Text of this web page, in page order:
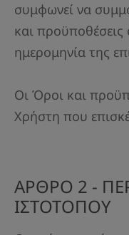
συμφωνεί να
και
ημερομηνία της
Οι Όροι και
Χρήστη που
ΑΡΘΡΟ 2 -
ΙΣΤΟΤΟΠΟΥ